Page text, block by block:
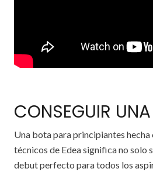
CONSEGUIR
Una bota para principiantes
técnicos de Edea significa no solo
debut perfecto para todos los